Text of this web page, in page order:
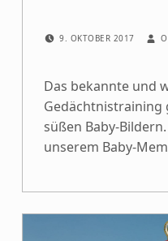
9. OKTOBER 2017
Das bekannte und
Gedächtnistraining
süßen Baby-
unserem Baby-